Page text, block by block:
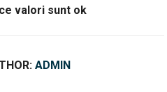
valori sunt ok
ADMIN